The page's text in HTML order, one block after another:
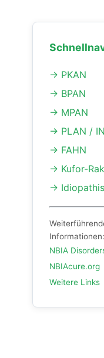
→ PKAN
→ BPAN
→ MPAN
→ PLAN /
→ FAHN
→ Kufor-
→
Informationen:
NBIA
NBIAcure.org
Weitere Links